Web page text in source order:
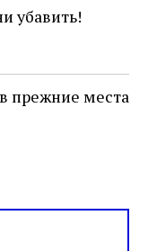
человек,
возмущение
последнее
убавить!
прежние места